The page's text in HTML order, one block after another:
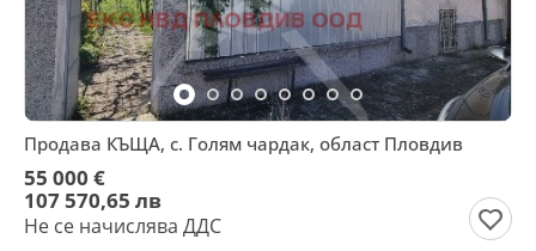
Продава КЪЩА, с. Голям чардак, област Пловдив
55 000 €
107 570,65 лв
Не се начислява ДДС